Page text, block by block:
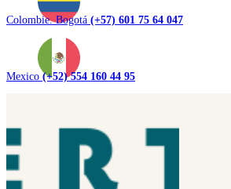
Colombie. Bogotá (+57) 601 75 64 047
Mexico (+52) 554 160 44 95